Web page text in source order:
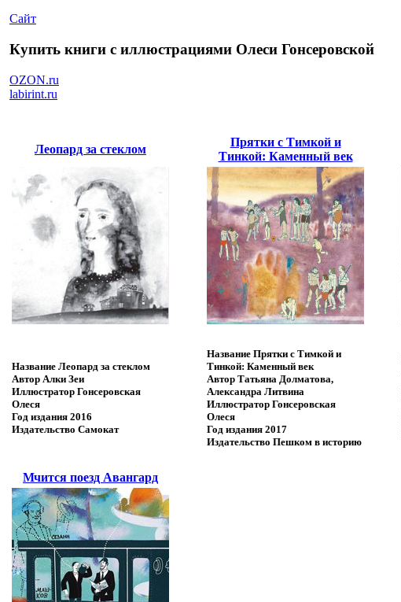
Сайт
Купить книги с иллюстрациями Олеси Гонсеровской
OZON.ru
labirint.ru
Леопард за стеклом
Прятки с Тимкой и
Тинкой: Каменный век
Название Леопард за стеклом
Автор Алки Зеи
Иллюстратор Гонсеровская
Олеся
Год издания 2016
Издательство Самокат
Название Прятки с Тимкой и
Тинкой: Каменный век
Автор Татьяна Долматова,
Александра Литвина
Иллюстратор Гонсеровская
Олеся
Год издания 2017
Издательство Пешком в историю
Мчится поезд Авангард